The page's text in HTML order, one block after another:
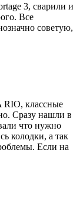
3, сварили и
Все
советую,
классные
Сразу нашли в
что нужно
колодки, а так
Если на